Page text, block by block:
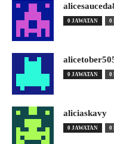
0 JAWATAN 0
0 JAWATAN 0
aliciaskavy
0 JAWATAN 0